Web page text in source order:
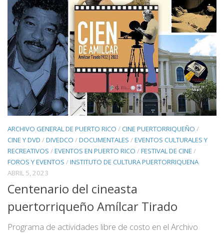
ARCHIVO GENERAL DE PUERTO RICO /CINE PUERTORRIQUEÑO /
CINE Y DVD /DIVEDCO /DOCUMENTALES /EVENTOS CULTURALES Y
RECREATIVOS /EVENTOS EN PUERTO RICO /FESTIVAL DE CINE /
FOROS Y EVENTOS /INSTITUTO DE CULTURA PUERTORRIQUENA
ABRIL 5, 2023
Centenario del cineasta
puertorriqueño Amílcar Tirado
Programa de actividades libre de costo en el Archivo